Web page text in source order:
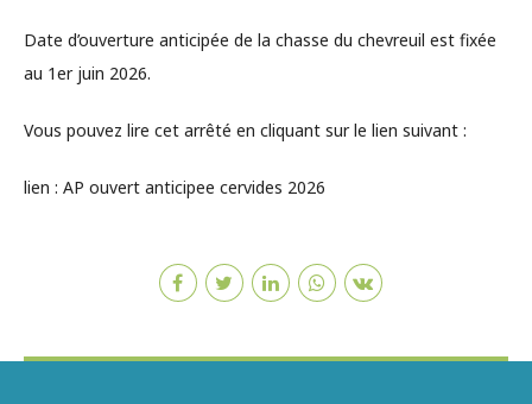
Date d’ouverture anticipée de la chasse du chevreuil est fixée
au 1er juin 2026.
Vous pouvez lire cet arrêté en cliquant sur le lien suivant :
lien : AP ouvert anticipee cervides 2026